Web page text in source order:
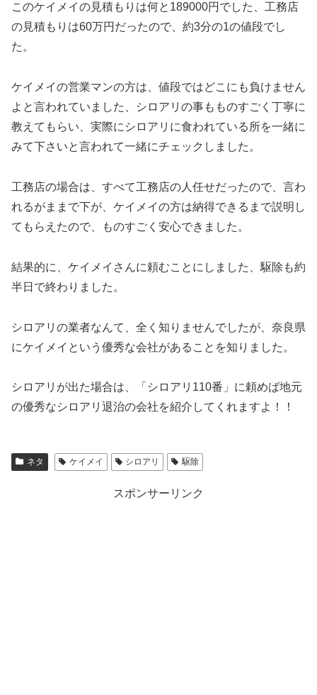
このケイメイの見積もりは何と189000円でした、工務店
の見積もりは60万円だったので、約3分の1の値段でし
た。
ケイメイの営業マンの方は、値段ではどこにも負けません
よと言われていました、シロアリの事もものすごく丁寧に
教えてもらい、実際にシロアリに食われている所を一緒に
みて下さいと言われて一緒にチェックしました。
工務店の場合は、すべて工務店の人任せだったので、言わ
れるがままで下が、ケイメイの方は納得できるまで説明し
てもらえたので、ものすごく安心できました。
結果的に、ケイメイさんに頼むことにしました、駆除も約
半日で終わりました。
シロアリの業者なんて、全く知りませんでしたが、奈良県
にケイメイという優秀な会社があることを知りました。
シロアリが出た場合は、「シロアリ110番」に頼めば地元
の優秀なシロアリ退治の会社を紹介してくれますよ！！
ネタ ケイメイ シロアリ 駆除
スポンサーリンク